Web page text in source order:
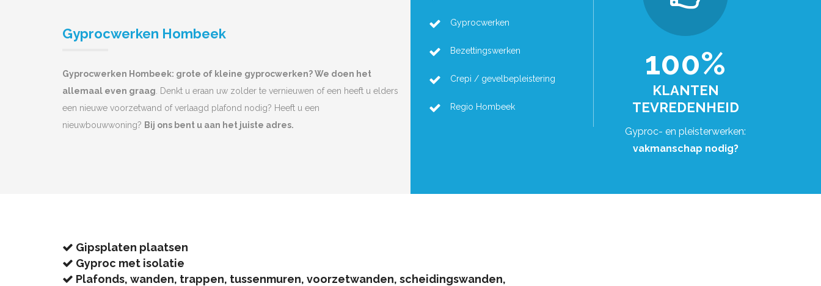
Gyprocwerken Hombeek
Gyprocwerken Hombeek: grote of kleine gyprocwerken? We doen het
allemaal even graag . Denkt u eraan uw zolder te vernieuwen of een heeft u elders
een nieuwe voorzetwand of verlaagd plafond nodig? Heeft u een
nieuwbouwwoning? Bij ons bent u aan het juiste adres.
Gyprocwerken
Bezettingswerken
Crepi / gevelbepleistering
Regio Hombeek
100%
KLANTEN
TEVREDENHEID
Gyproc- en pleisterwerken:
vakmanschap nodig?
Gipsplaten plaatsen
Gyproc met isolatie
Plafonds, wanden, trappen, tussenmuren, voorzetwanden, scheidingswanden,